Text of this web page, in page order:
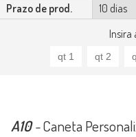
Insira
Prazo de prod.
10 dias
A10-Caneta